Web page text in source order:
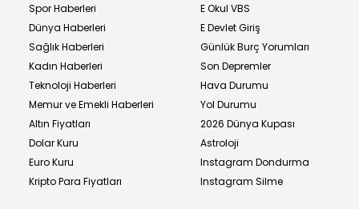
Spor Haberleri
Dünya Haberleri
Sağlık Haberleri
Kadın Haberleri
Teknoloji Haberleri
Memur ve Emekli Haberleri
Altın Fiyatları
Dolar Kuru
Euro Kuru
Kripto Para Fiyatları
E Okul VBS
E Devlet Giriş
Günlük Burç Yorumları
Son Depremler
Hava Durumu
Yol Durumu
2026 Dünya Kupası
Astroloji
Instagram Dondurma
Instagram Silme